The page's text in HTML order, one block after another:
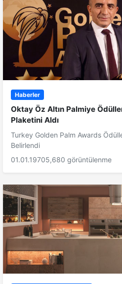
Haberler
Oktay Öz Altın Palmiye
Plaketini Aldı
Turkey Golden Palm Awards
Belirlendi
01.01.19705,680 görüntülenme